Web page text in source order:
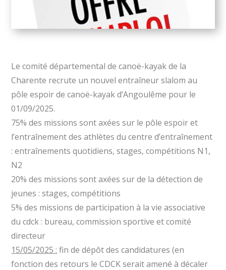
Le comité départemental de canoë-kayak de la
Charente recrute un nouvel entraîneur slalom au
pôle espoir de canoë-kayak d’Angoulême pour le
01/09/2025.
75% des missions sont axées sur le pôle espoir et
l’entraînement des athlètes du centre d’entraînement
: entraînements quotidiens, stages, compétitions N1,
N2
20% des missions sont axées sur de la détection de
jeunes : stages, compétitions
5% des missions de participation à la vie associative
du cdck : bureau, commission sportive et comité
directeur
15/05/2025 : fin de dépôt des candidatures (en
fonction des retours le CDCK serait amené à décaler